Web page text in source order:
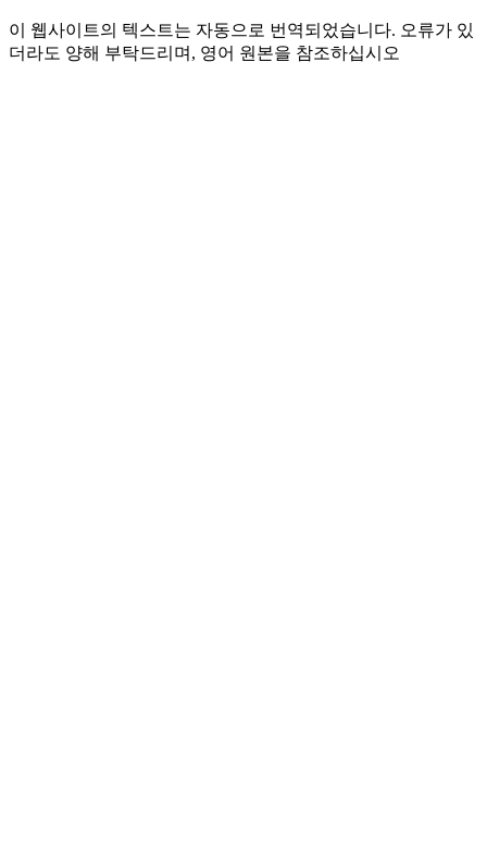
이 웹사이트의 텍스트는 자동으로 번역되었습니다. 오류가 있
더라도 양해 부탁드리며, 영어 원본을 참조하십시오